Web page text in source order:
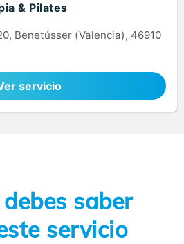
& Pilates
Benetússer (Valencia), 46910
servicio
saber
servicio